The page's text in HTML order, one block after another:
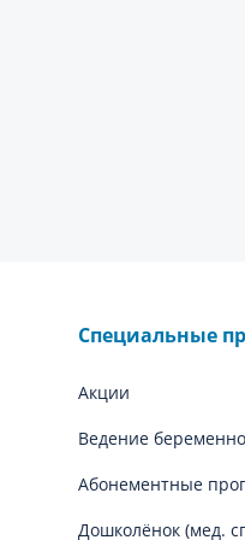
Специальные
Акции
Ведение
Абонементные
Дошколёнок (мед.